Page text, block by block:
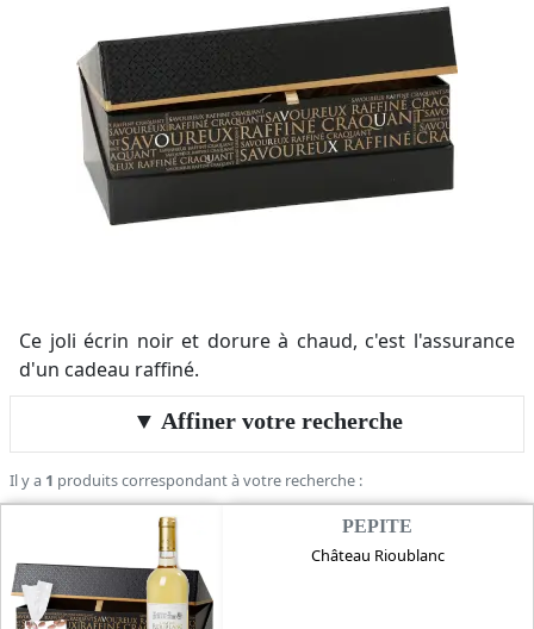
Ce joli écrin noir et dorure à chaud, c'est l'assurance
d'un cadeau raffiné.
Affiner votre recherche
Il y a 1 produits correspondant à votre recherche :
PEPITE
Château Rioublanc